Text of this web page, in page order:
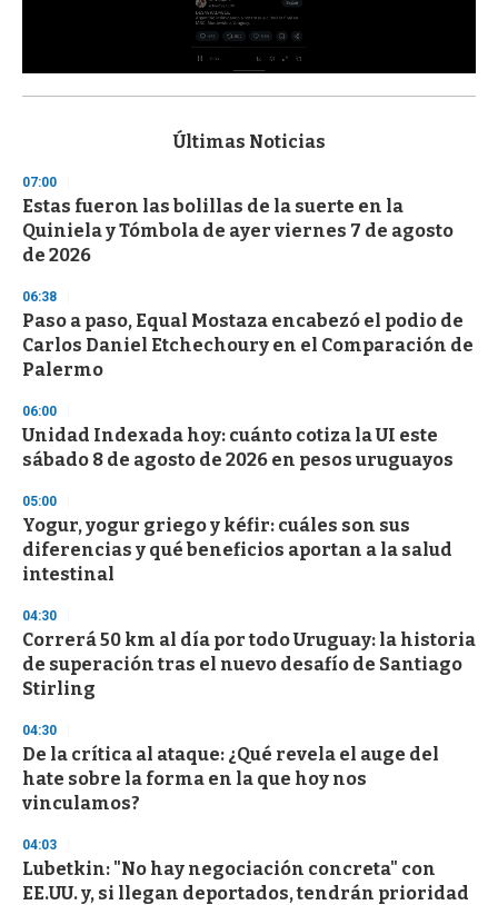
s
d
s
o
f
3
s
e
c
o
n
Últimas Noticias
07:00
Estas fueron las bolillas de la suerte en la
Quiniela y Tómbola de ayer viernes 7 de agosto
de 2026
06:38
Paso a paso, Equal Mostaza encabezó el podio de
Carlos Daniel Etchechoury en el Comparación de
Palermo
06:00
Unidad Indexada hoy: cuánto cotiza la UI este
sábado 8 de agosto de 2026 en pesos uruguayos
05:00
Yogur, yogur griego y kéfir: cuáles son sus
diferencias y qué beneficios aportan a la salud
intestinal
04:30
Correrá 50 km al día por todo Uruguay: la historia
de superación tras el nuevo desafío de Santiago
Stirling
04:30
De la crítica al ataque: ¿Qué revela el auge del
hate sobre la forma en la que hoy nos
vinculamos?
04:03
Lubetkin: "No hay negociación concreta" con
EE.UU. y, si llegan deportados, tendrán prioridad